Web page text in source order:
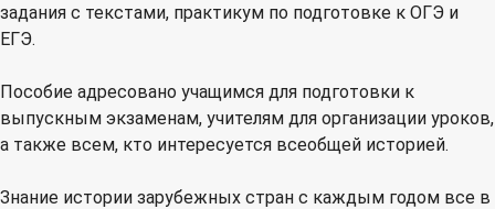
задания с текстами, практикум по подготовке к ОГЭ и
ЕГЭ.
Пособие адресовано учащимся для подготовки к
выпускным экзаменам, учителям для организации уроков,
а также всем, кто интересуется всеобщей историей.
Знание истории зарубежных стран с каждым годом все в